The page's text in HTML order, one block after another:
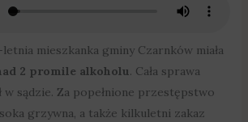
letnia mieszkanka gminy Czarnków miała
2 promile alkoholu. Cała sprawa
w sądzie. Za popełnione przestępstwo
grzywna, a także kilkuletni zakaz